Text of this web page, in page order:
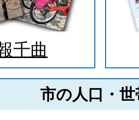
千曲
市の人口・世